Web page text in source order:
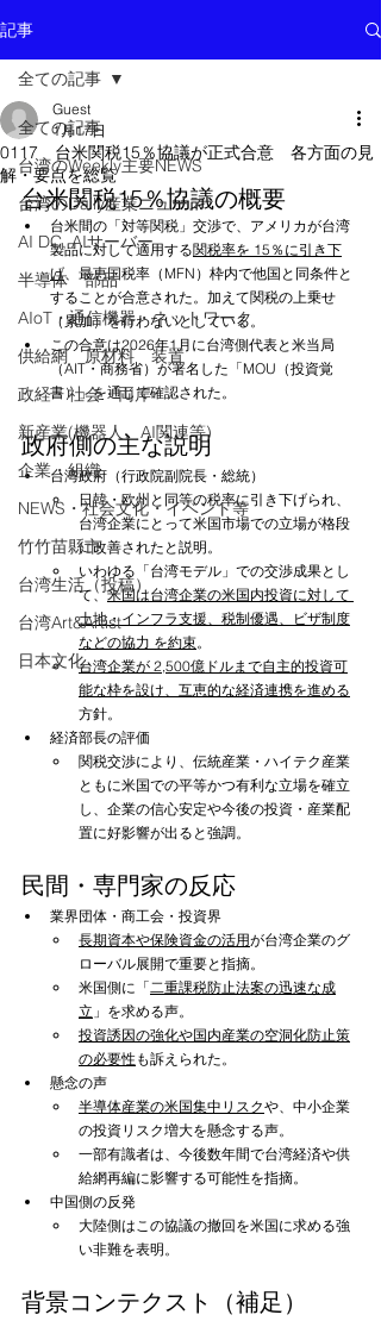
記事
全ての記事
台湾のWeekly主要NEWS
台湾のDaily産業ニュース
AI DC, AIサーバー
半導体 部品
AIoT・通信機器・ネットワーク
供給網 原材料 装置
政経・社会・両岸
新産業(機器人、AI関連等)
企業・組織
NEWS・社会文化・イベント等
竹竹苗縣市
台湾生活（投稿）
台湾Art&Artist
日本文化
全ての記事
0117 台米関税15％協議が正式合意 各方面の見
解・要点を総覧
Guest
1月17日
台米関税15％協議の概要
台米間の「対等関税」交渉で、アメリカが台湾
製品に対して適用する関税率を 15％に引き下
げ、最恵国税率（MFN）枠内で他国と同条件と
することが合意された。加えて関税の上乗せ
（累加）を行わないとしている。
この合意は2026年1月に台湾側代表と米当局
（AIT・商務省）が署名した「MOU（投資覚
書）」を通じて確認された。
政府側の主な説明
台湾政府（行政院副院長・総統）
日韓・欧州と同等の税率に引き下げられ、
台湾企業にとって米国市場での立場が格段
に改善されたと説明。
いわゆる「台湾モデル」での交渉成果とし
て、米国は台湾企業の米国内投資に対して
土地・インフラ支援、税制優遇、ビザ制度
などの協力 を約束。
台湾企業が 2,500億ドルまで自主的投資可
能な枠を設け、互恵的な経済連携を進める
方針。
経済部長の評価
関税交渉により、伝統産業・ハイテク産業
ともに米国での平等かつ有利な立場を確立
し、企業の信心安定や今後の投資・産業配
置に好影響が出ると強調。
民間・専門家の反応
業界団体・商工会・投資界
長期資本や保険資金の活用が台湾企業のグ
ローバル展開で重要と指摘。
米国側に「二重課税防止法案の迅速な成
立 」を求める声。
投資誘因の強化や国内産業の空洞化防止策
の必要性も訴えられた。
懸念の声
半導体産業の米国集中リスクや、中小企業
の投資リスク増大を懸念する声。
一部有識者は、今後数年間で台湾経済や供
給網再編に影響する可能性を指摘。
中国側の反発
大陸側はこの協議の撤回を米国に求める強
い非難を表明。
背景コンテクスト（補足）